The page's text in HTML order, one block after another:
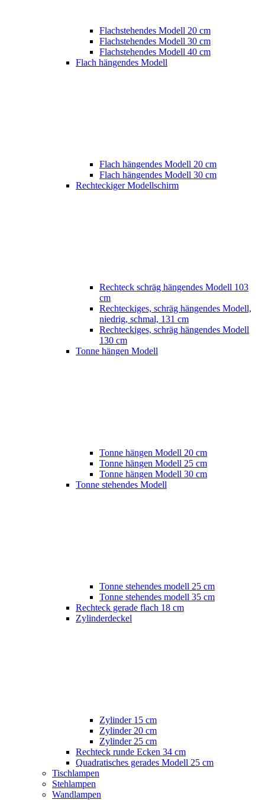
Flachstehendes Modell 20 cm
Flachstehendes Modell 30 cm
Flachstehendes Modell 40 cm
Flach hängendes Modell
Flach hängendes Modell 20 cm
Flach hängendes Modell 30 cm
Rechteckiger Modellschirm
Rechteck schräg hängendes Modell 103
cm
Rechteckiges, schräg hängendes Modell,
niedrig, schmal, 131 cm
Rechteckiges, schräg hängendes Modell
130 cm
Tonne hängen Modell
Tonne hängen Modell 20 cm
Tonne hängen Modell 25 cm
Tonne hängen Modell 30 cm
Tonne stehendes Modell
Tonne stehendes modell 25 cm
Tonne stehendes modell 35 cm
Rechteck gerade flach 18 cm
Zylinderdeckel
Zylinder 15 cm
Zylinder 20 cm
Zylinder 25 cm
Rechteck runde Ecken 34 cm
Quadratisches gerades Modell 25 cm
Tischlampen
Stehlampen
Wandlampen